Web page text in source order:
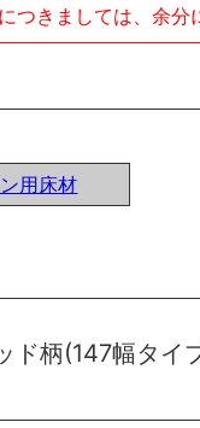
つきましては、余
用床材
柄(147幅タ